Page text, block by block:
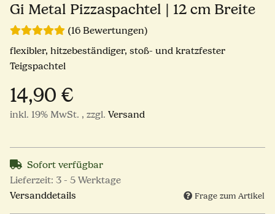
Gi Metal Pizzaspachtel | 12 cm Breite
(16 Bewertungen)
flexibler, hitzebeständiger, stoß- und kratzfester
Teigspachtel
14,90 €
inkl. 19% MwSt. , zzgl. Versand
Sofort verfügbar
Lieferzeit: 3 - 5 Werktage
Versanddetails
Frage zum Artikel